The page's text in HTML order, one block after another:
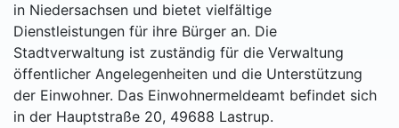
in Niedersachsen und bietet vielfältige
Dienstleistungen für ihre Bürger an. Die
Stadtverwaltung ist zuständig für die Verwaltung
öffentlicher Angelegenheiten und die Unterstützung
der Einwohner. Das Einwohnermeldeamt befindet sich
in der Hauptstraße 20, 49688 Lastrup.